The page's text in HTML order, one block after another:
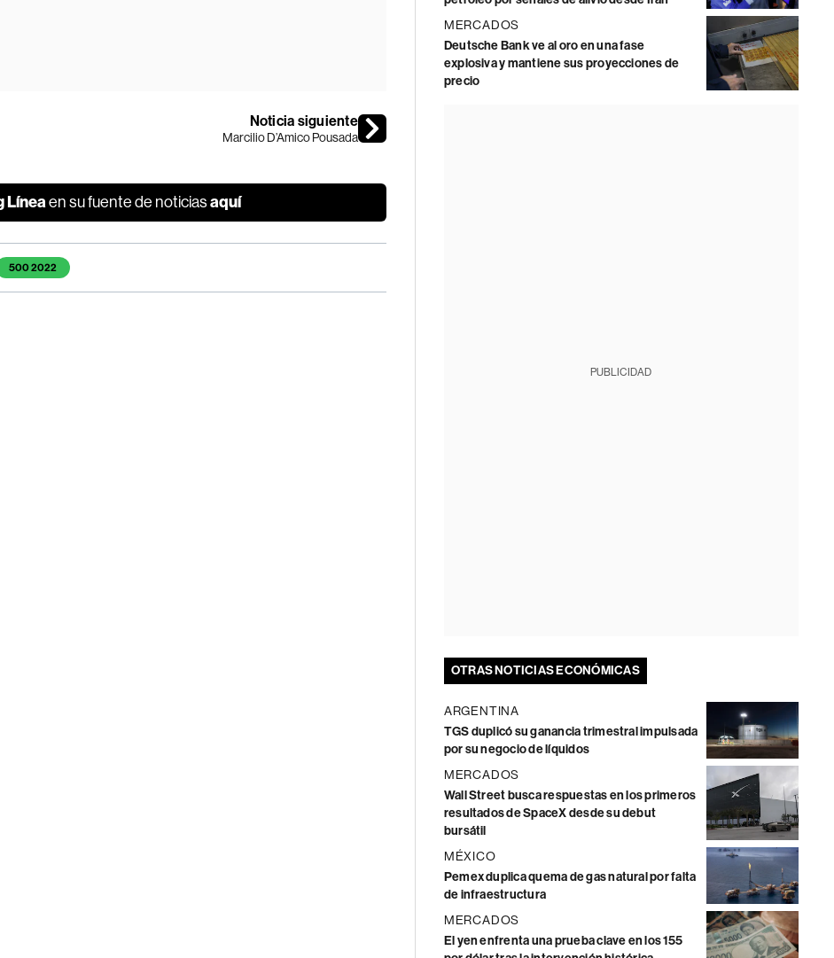
Noticia siguiente
Marcilio D’Amico Pousada
Líneaen su fuente de noticiasaquí
500 2022
MERCADOS
Deutsche Bank ve al oro en una fase
explosiva y mantiene sus proyecciones de
precio
PUBLICIDAD
OTRAS NOTICIAS ECONÓMICAS
ARGENTINA
TGS duplicó su ganancia trimestral impulsada
por su negocio de líquidos
MERCADOS
Wall Street busca respuestas en los primeros
resultados de SpaceX desde su debut
bursátil
MÉXICO
Pemex duplica quema de gas natural por falta
de infraestructura
MERCADOS
El yen enfrenta una prueba clave en los 155